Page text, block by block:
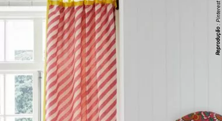
Reprodução
: Pinterest